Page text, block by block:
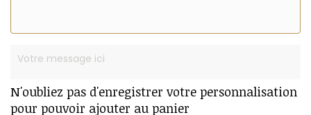
N'oubliez pas d'enregistrer votre personnalisation
pour pouvoir ajouter au panier